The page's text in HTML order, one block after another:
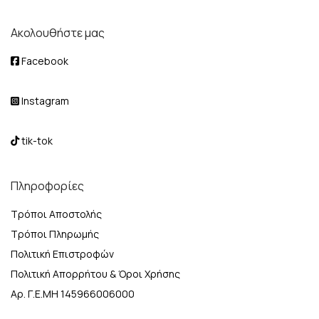
Ακολουθήστε μας
Facebook
Instagram
tik-tok
Πληροφορίες
Τρόποι Αποστολής
Τρόποι Πληρωμής
Πολιτική Επιστροφών
Πολιτική Απορρήτου & Όροι Χρήσης
Αρ. Γ.Ε.ΜΗ 145966006000